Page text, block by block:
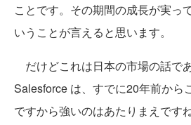
ことです。その期間の成長が実っ
いうことが言えると思います。
だけどこれは日本の市場の話で
Salesforce は、すでに20年前から
ですから強いのはあたりまえですね